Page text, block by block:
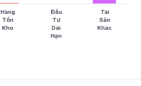
Hàng
Tồn
Kho
Đầu
Tư
Dài
Hạn
Tài
Sản
Khác